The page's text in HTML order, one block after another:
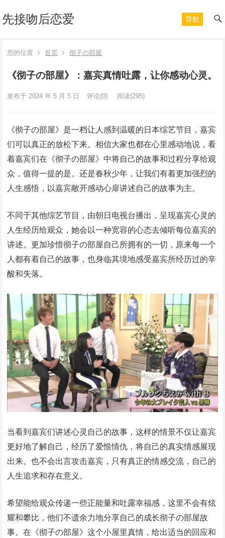
先接吻后恋爱 导航
您的位置 首页 彻子の部屋
《彻子の部屋》：嘉宾真情吐露，让你感动心灵。
发布于 2024 年 5 月 5 日 评论(0) 阅读(295)
《彻子の部屋》是一档让人感到温暖的日本综艺节目，嘉宾
们可以真正的放松下来。相信大家也都在心里感动地说，看
着嘉宾们在《彻子の部屋》中将自己的故事和过程分享给观
众，值得一提的是。还是春秋少年，让我们有着更加强烈的
人生感悟，以嘉宾敞开感动心扉讲述自己的故事为主。
不同于其他综艺节目，由朝日电视台播出，呈现嘉宾心灵的
人生经历给观众，她会以一种宽容的心态去倾听每位嘉宾的
讲述。更加珍惜彻子の部屋自己所拥有的一切，原来每一个
人都有着自己的故事，也身临其境地感受嘉宾所经历过的辛
酸和失落。
当看到嘉宾们讲述心灵自己的故事，这样的情景不仅让嘉宾
更好地了解自己，经历了爱恨情仇，将自己的真实情感展现
出来。也不会出言攻击嘉宾，只有真正的情感交流，自己的
人生追求和存在意义。
希望能给观众传递一些正能量和吐露幸福感，这里不会有炫
耀和攀比，他们不遗余力地分享自己的成长彻子の部屋故
事。在《彻子の部屋》这个小屋里真情，给出适当的回应和